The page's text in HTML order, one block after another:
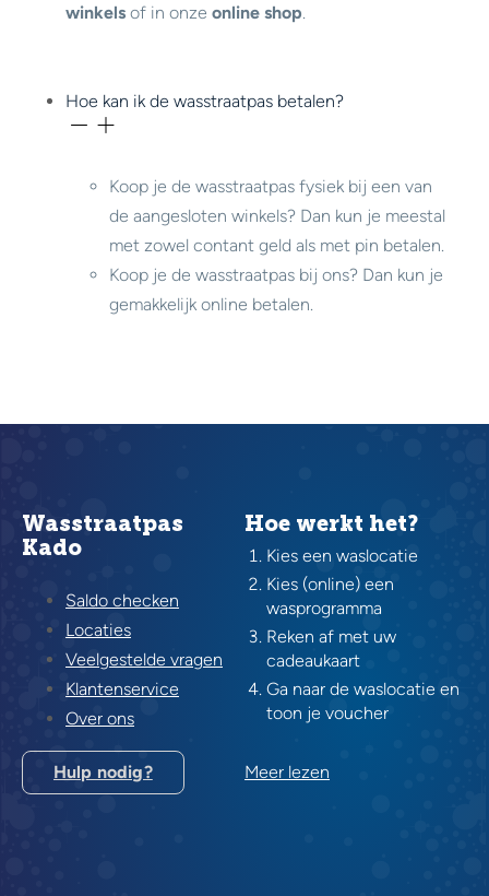
winkels of in onze online shop
Hoe kan ik de wasstraatpas betalen?
Koop je de wasstraatpas fysiek bij een van
de aangesloten winkels? Dan kun je meestal
met zowel contant geld als met pin betalen.
Koop je de wasstraatpas bij ons? Dan kun je
gemakkelijk online betalen.
Wasstraatpas
Kado
Saldo checken
Locaties
Veelgestelde vragen
Klantenservice
Over ons
Hulp nodig?
Hoe werkt het?
Kies een waslocatie
Kies (online) een
wasprogramma
Reken af met uw
cadeaukaart
Ga naar de waslocatie en
toon je voucher
Meer lezen